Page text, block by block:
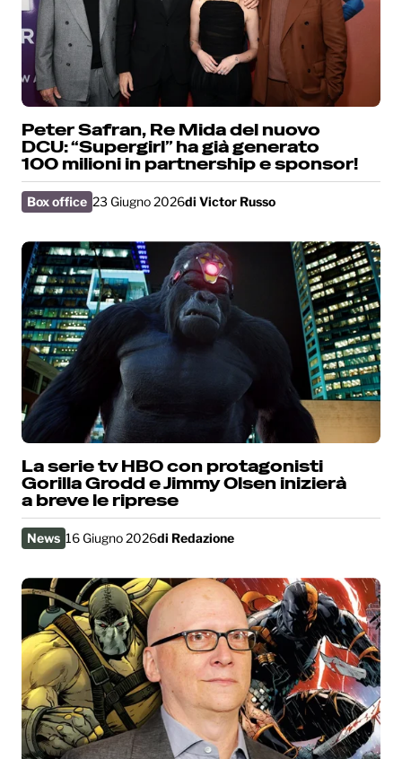
Peter Safran, Re Mida del nuovo
DCU: “Supergirl” ha già generato
100 milioni in partnership e sponsor!
Box office 23 Giugno 2026di Victor Russo
La serie tv HBO con protagonisti
Gorilla Grodd e Jimmy Olsen inizierà
a breve le riprese
News 16 Giugno 2026di Redazione